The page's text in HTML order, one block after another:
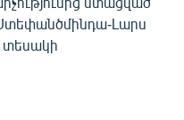
Լարս
տեսակի